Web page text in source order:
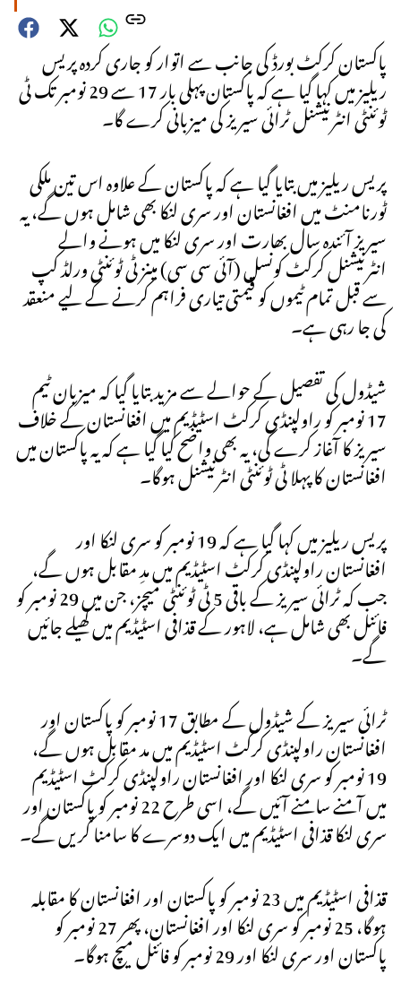
پاکستان کرکٹ بورڈ کی جانب سے اتوار کو جاری کردہ پریس
ریلیز میں کہا گیا ہے کہ پاکستان پہلی بار 17 سے 29 نومبر تک ٹی
ٹوئنٹی انٹرنیشنل ٹرائی سیریز کی میزبانی کرے گا۔
پریس ریلیز میں بتایا گیا ہے کہ پاکستان کے علاوہ اس تین ملکی
ٹورنامنٹ میں افغانستان اور سری لنکا بھی شامل ہوں گے، یہ
سیریز آئندہ سال بھارت اور سری لنکا میں ہونے والے
انٹرنیشنل کرکٹ کونسل (آئی سی سی) مینز ٹی ٹوئنٹی ورلڈ کپ
سے قبل تمام ٹیموں کو قیمتی تیاری فراہم کرنے کے لیے منعقد
کی جا رہی ہے۔
شیڈول کی تفصیل کے حوالے سے مزید بتایا گیا کہ میزبان ٹیم
17 نومبر کو راولپنڈی کرکٹ اسٹیڈیم میں افغانستان کے خلاف
سیریز کا آغاز کرے گی، یہ بھی واضح کیا گیا ہے کہ یہ پاکستان میں
افغانستان کا پہلا ٹی ٹوئنٹی انٹرنیشنل ہوگا۔
پریس ریلیز میں کہا گیا ہے کہ 19 نومبر کو سری لنکا اور
افغانستان راولپنڈی کرکٹ اسٹیڈیم میں مدِ مقابل ہوں گے،
جب کہ ٹرائی سیریز کے باقی 5 ٹی ٹوئنٹی میچز، جن میں 29 نومبر کو
فائنل بھی شامل ہے، لاہور کے قذافی اسٹیڈیم میں کھیلے جائیں
گے۔
ٹرائی سیریز کے شیڈول کے مطابق 17 نومبر کو پاکستان اور
افغانستان راولپنڈی کرکٹ اسٹیڈیم میں مد مقابل ہوں گے،
19 نومبر کو سری لنکا اور افغانستان راولپنڈی کرکٹ اسٹیڈیم
میں آمنے سامنے آئیں گے، اسی طرح 22 نومبر کو پاکستان اور
سری لنکا قذافی اسٹیڈیم میں ایک دوسرے کا سامنا کریں گے۔
قذافی اسٹیڈیم میں 23 نومبر کو پاکستان اور افغانستان کا مقابلہ
ہوگا، 25 نومبر کو سری لنکا اور افغانستان، پھر 27 نومبر کو
پاکستان اور سری لنکا اور 29 نومبر کو فائنل میچ ہوگا۔